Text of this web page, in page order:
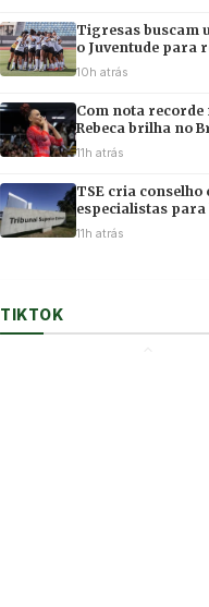
Tigresas buscam
o Juventude para
campeonato
10h atrás
Com nota recorde
Rebeca brilha no
mas poupa físico e
11h atrás
TSE cria conselho
especialistas
eleições contra
11h atrás
TIKTOK